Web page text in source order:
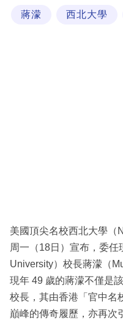
場
蔣濛 西北大學
美國頂尖名校西北大學（
周一（18日）宣布，委
University）校長蔣濛（
現年 49 歲的蔣濛不僅是
校長，其由香港「官中名
巔峰的傳奇履歷，亦再次